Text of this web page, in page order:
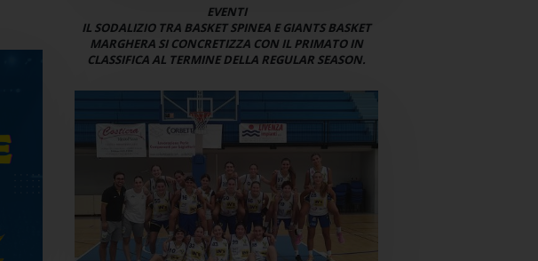
EVENTI
IL SODALIZIO TRA BASKET SPINEA E GIANTS BASKET
MARGHERA SI CONCRETIZZA CON IL PRIMATO IN
CLASSIFICA AL TERMINE DELLA REGULAR SEASON.